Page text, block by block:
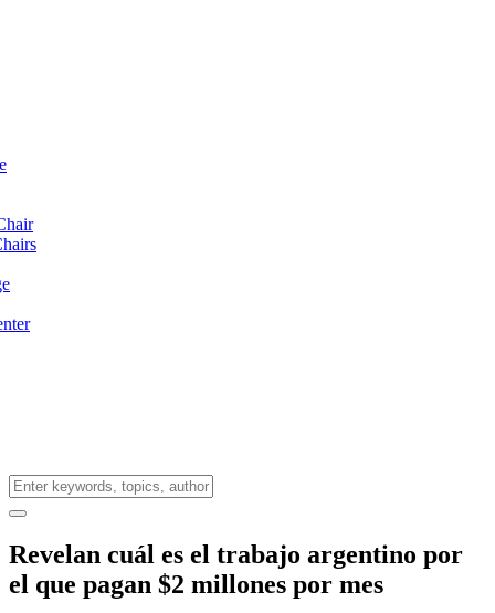
Revelan cuál es el trabajo argentino por
el que pagan $2 millones por mes